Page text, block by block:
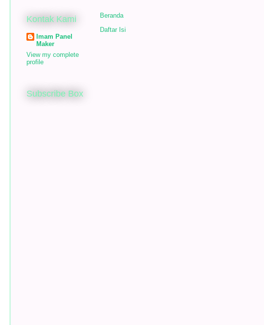
Kontak Kami
Imam Panel
Maker
View my complete
profile
Beranda
Daftar Isi
Subscribe Box